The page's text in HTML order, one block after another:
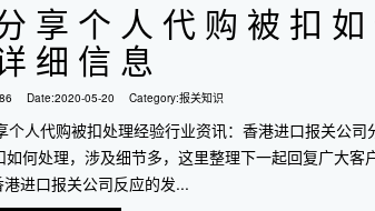
享个人代购被扣如
细信息
Date:2020-05-20 Category:报关知识
人代购被扣处理经验行业资讯：香港进口报关公司
何处理，涉及细节多，这里整理下一起回复广大客
进口报关公司反应的发...